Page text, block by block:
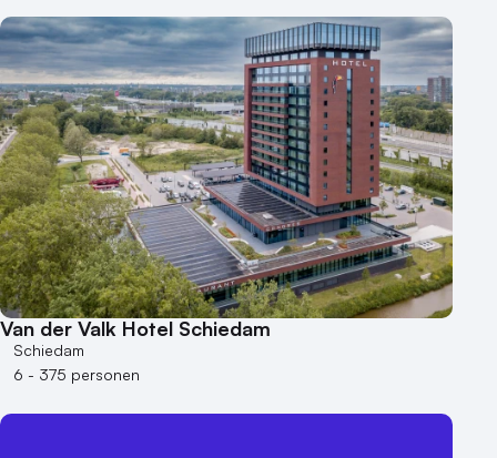
Van der Valk Hotel Schiedam
Schiedam
6 - 375 personen